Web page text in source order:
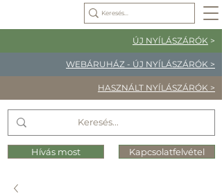
ÚJ NYÍLÁSZÁRÓK >
WEBÁRUHÁZ - ÚJ NYÍLÁSZÁRÓK >
HASZNÁLT NYÍLÁSZÁRÓK >
Hívás most Kapcsolatfelvétel